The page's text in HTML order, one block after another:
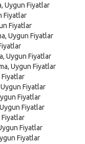
Uygun Fiyatlar
Fiyatlar
Fiyatlar
Uygun Fiyatlar
Uygun Fiyatlar
Uygun Fiyatlar
Fiyatlar
Uygun Fiyatlar
Fiyatlar
Uygun Fiyatlar
Fiyatlar
Fiyatlar
Fiyatlar